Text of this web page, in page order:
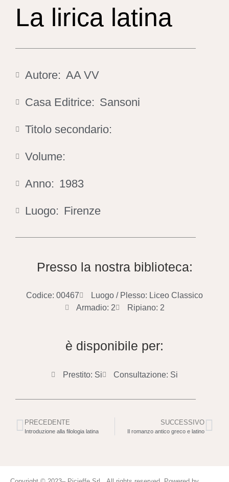
La lirica latina
Autore: AA VV
Casa Editrice: Sansoni
Titolo secondario:
Volume:
Anno: 1983
Luogo: Firenze
Presso la nostra biblioteca:
Codice: 00467
Luogo / Plesso: Liceo Classico
Armadio: 2
Ripiano: 2
è disponibile per:
Prestito: Si Consultazione: Si
PRECEDENTE
Introduzione alla filologia latina
SUCCESSIVO
Il romanzo antico greco e latino